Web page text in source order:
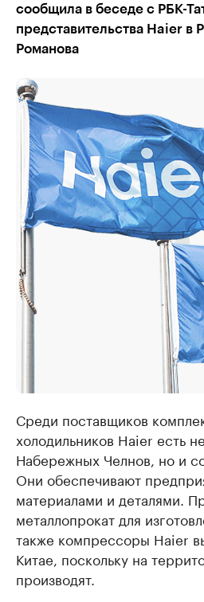
сообщила в беседе с РБК-
представительства Haier
Романова
Среди поставщиков
холодильников Haier есть
Набережных Челнов, но и со
Они обеспечивают
материалами и деталями.
металлопрокат для
также компрессоры Haier
Китае, поскольку на
производят.